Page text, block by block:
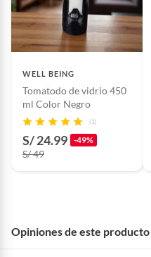
WELL BEING
Tomatodo de vidrio 450
ml Color Negro
(1)
S/ 24.99 -49%
S/ 49
Opiniones de este producto